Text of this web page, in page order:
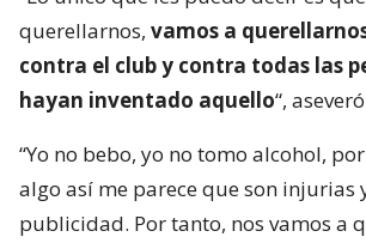
querellarnos, vamos a
contra el club y contra todas las
hayan inventado aquello“,
“Yo no bebo, yo no tomo alcohol,
algo así me parece que son injurias
publicidad. Por tanto, nos vamos a